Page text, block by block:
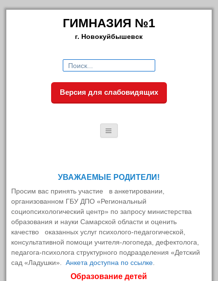
ГИМНАЗИЯ №1
г. Новокуйбышевск
Искать:
Версия для слабовидящих
СВЕДЕНИЯ ОБ ОБРАЗОВАТЕЛЬНОЙ
ОРГАНИЗАЦИИ
Основные сведения
Структура и органы управления
образовательной организацией
(без названия)
(без названия)
(без названия)
(без названия)
ЕСЛИ ВАМ ЗВОНЯТ С
УВАЖАЕМЫЕ РОДИТЕЛИ!
Просим вас принять участие в анкетировании,
организованном ГБУ ДПО «Региональный
социопсихологический центр» по запросу министерства
образования и науки Самарской области и оценить
качество оказанных услуг психолого-педагогической,
консультативной помощи учителя-логопеда, дефектолога,
педагога-психолога структурного подразделения «Детский
сад «Ладушки».Анкета доступна по ссылке
Образование детей